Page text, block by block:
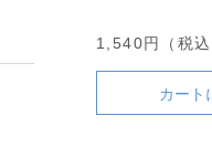
1,540円（税込
カート